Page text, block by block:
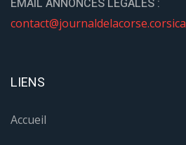
contact@journaldelacorse.corsica
LIENS
Accueil